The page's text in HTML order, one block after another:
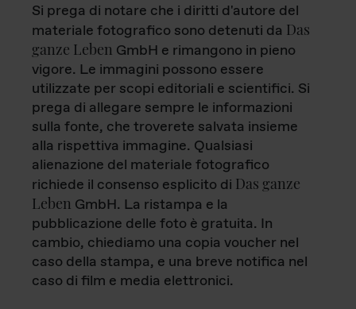
Si prega di notare che i diritti d'autore del
materiale fotografico sono detenuti da Das
ganze Leben GmbH e rimangono in pieno
vigore. Le immagini possono essere
utilizzate per scopi editoriali e scientifici. Si
prega di allegare sempre le informazioni
sulla fonte, che troverete salvata insieme
alla rispettiva immagine. Qualsiasi
alienazione del materiale fotografico
richiede il consenso esplicito di Das ganze
Leben GmbH. La ristampa e la
pubblicazione delle foto è gratuita. In
cambio, chiediamo una copia voucher nel
caso della stampa, e una breve notifica nel
caso di film e media elettronici.